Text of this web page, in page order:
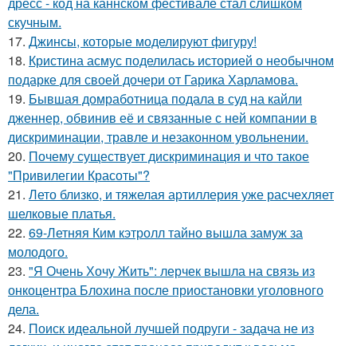
скучным.
17. Джинсы, которые моделируют фигуру!
18. Кристина асмус поделилась историей о необычном
подарке для своей дочери от Гарика Харламова.
19. Бывшая домработница подала в суд на кайли
дженнер, обвинив её и связанные с ней компании в
дискриминации, травле и незаконном увольнении.
20. Почему существует дискриминация и что такое
"Привилегии Красоты"?
21. Лето близко, и тяжелая артиллерия уже расчехляет
шелковые платья.
22. 69-Летняя Ким кэтролл тайно вышла замуж за
молодого.
23. "Я Очень Хочу Жить": лерчек вышла на связь из
онкоцентра Блохина после приостановки уголовного
дела.
24. Поиск идеальной лучшей подруги - задача не из